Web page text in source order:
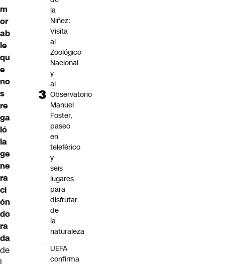
m
or
ab
le
qu
e
no
s
re
ga
ló
la
ge
ne
ra
ci
ón
do
ra
da
de
la
Niñez:
Visita
al
Zoológico
Nacional
y
al
Observatorio
Manuel
Foster,
paseo
en
teleférico
y
seis
lugares
para
disfrutar
de
la
naturaleza
UEFA
confirma